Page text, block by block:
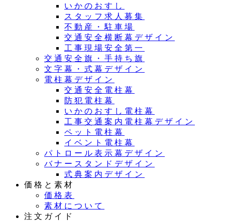
いかのおすし
スタッフ求人募集
不動産・駐車場
交通安全横断幕デザイン
工事現場安全第一
交通安全旗・手持ち旗
文字幕・式幕デザイン
電柱幕デザイン
交通安全電柱幕
防犯電柱幕
いかのおすし電柱幕
工事交通案内電柱幕デザイン
ペット電柱幕
イベント電柱幕
パトロール表示幕デザイン
バナースタンドデザイン
式典案内デザイン
価格と素材
価格表
素材について
注文ガイド